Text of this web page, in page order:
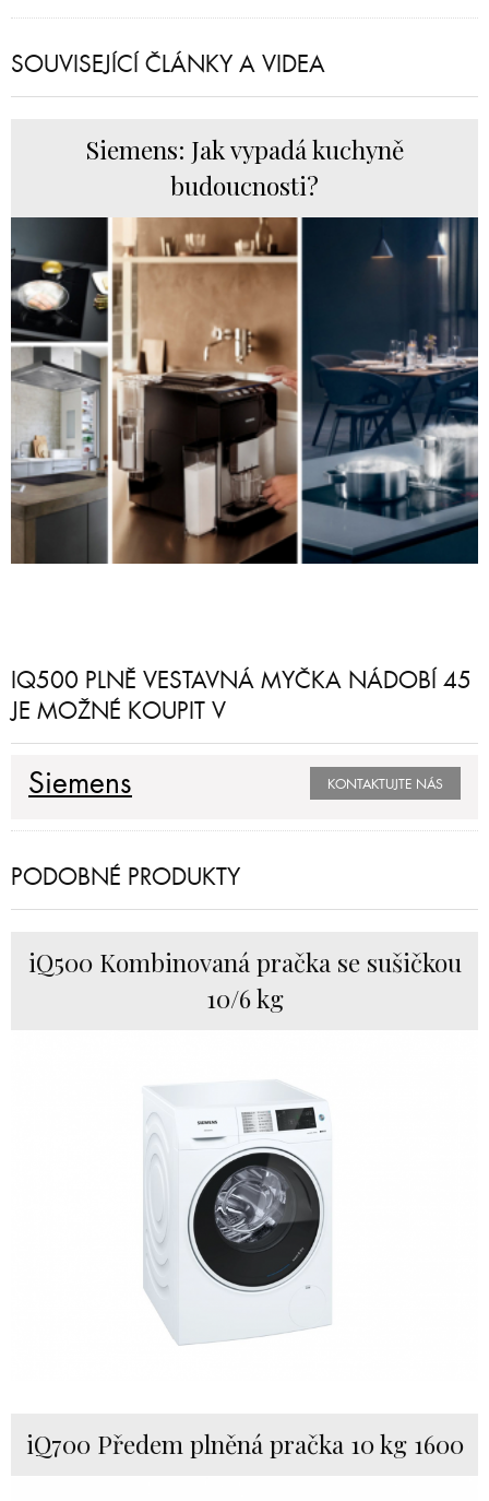
SOUVISEJÍCÍ ČLÁNKY A VIDEA
Siemens: Jak vypadá kuchyně
budoucnosti?
IQ500 PLNĚ VESTAVNÁ MYČKA NÁDOBÍ 45
JE MOŽNÉ KOUPIT V
Siemens KONTAKTUJTE NÁS
PODOBNÉ PRODUKTY
iQ500 Kombinovaná pračka se sušičkou
10/6 kg
iQ700 Předem plněná pračka 10 kg 1600